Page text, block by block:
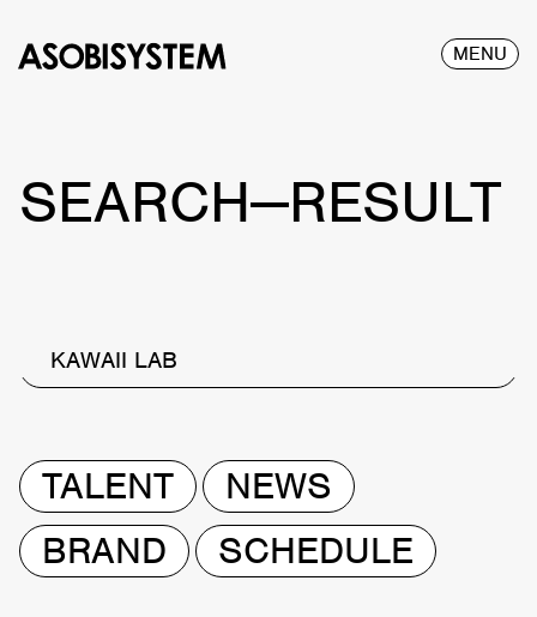
MENU
SEARCH—RESULT
KAWAII LAB
TALENT
NEWS
BRAND
SCHEDULE